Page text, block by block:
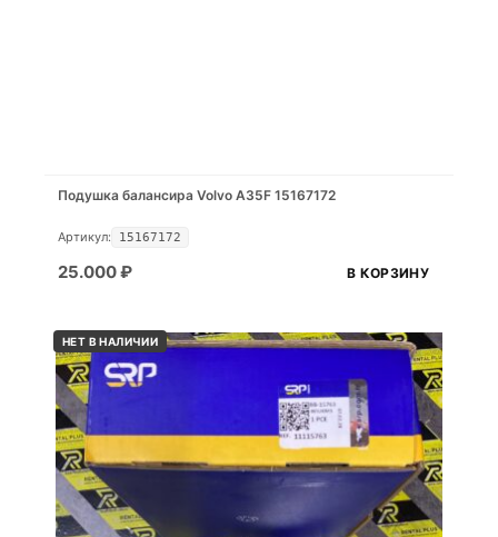
Подушка балансира Volvo A35F 15167172
Артикул: 15167172
25.000₽ В КОРЗИНУ
НЕТ В НАЛИЧИИ